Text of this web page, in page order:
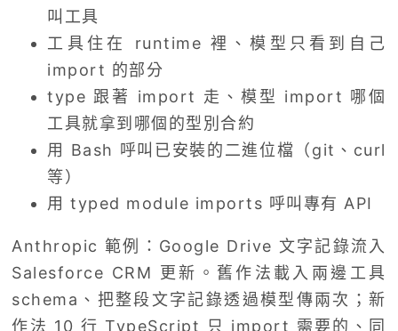
叫工具
工具住在 runtime 裡、模型只看到自己
import 的部分
type 跟著 import 走、模型 import 哪個
工具就拿到哪個的型別合約
用 Bash 呼叫已安裝的二進位檔（git、curl
等）
用 typed module imports 呼叫專有 API
Anthropic 範例：Google Drive 文字記錄流入
Salesforce CRM 更新。舊作法載入兩邊工具
schema、把整段文字記錄透過模型傳兩次；新
作法 10 行 TypeScript 只 import 需要的、同